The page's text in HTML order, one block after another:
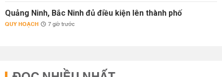
Quảng Ninh, Bắc Ninh đủ điều kiện lên thành phố
QUY HOẠCH 7 giờ trước